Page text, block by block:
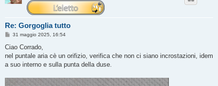
Re: Gorgoglia tutto
M
s
a
g
o
31 maggio 2025, 16:54
Ciao Corrado,
nel puntale aria cè un orifizio, verifica che non ci siano incrostazioni, idem
a suo interno e sulla punta della duse.